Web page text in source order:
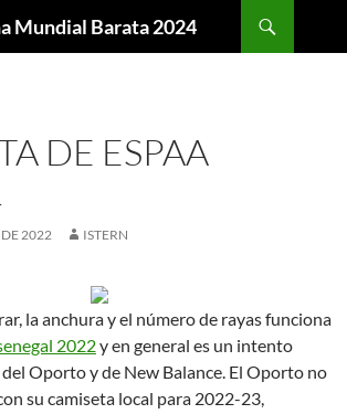
Mundial Barata 2024
DE ESPAA
2022 ISTERN
la anchura y el número de rayas funciona
2022y en general es un intento
Oporto y de New Balance. El Oporto no
su camiseta local para 2022-23,